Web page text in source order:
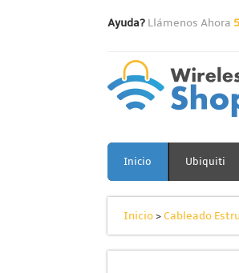
Ayuda? Llámenos Ahora
Inicio Ubiquiti
Inicio>Cableado